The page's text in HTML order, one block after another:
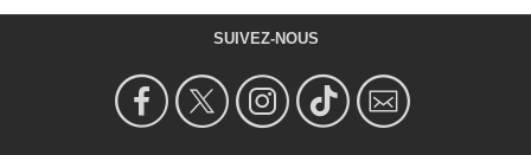
SUIVEZ-NOUS